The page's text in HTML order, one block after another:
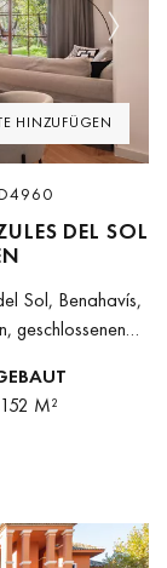
HINZUFÜGEN
Next
D4960
DEL SOL
Sol, Benahavís,
geschlossenen
profitiert die...
152 M²